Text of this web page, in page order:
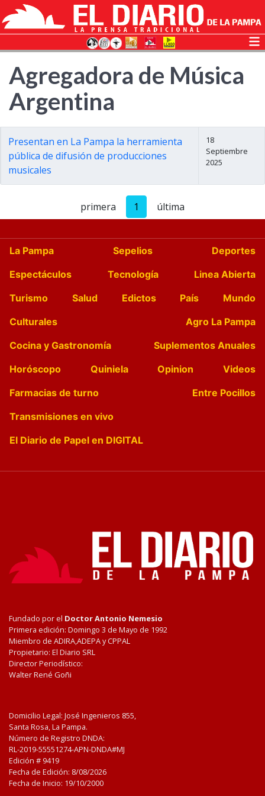
Agregadora de Música
Argentina
Presentan en La Pampa la herramienta
pública de difusión de producciones
musicales
18
Septiembre
2025
primera 1 última
La Pampa Sepelios
Deportes
Espectáculos
Tecnología
Linea Abierta
Turismo
Salud Edictos País
Mundo
Culturales
Agro La Pampa
Cocina y Gastronomía
Suplementos Anuales
Horóscopo
Quiniela Opinion
Videos
Farmacias de turno
Entre Pocillos
Transmisiones en vivo
El Diario de Papel en DIGITAL
Fundado por el Doctor Antonio Nemesio
Primera edición: Domingo 3 de Mayo de 1992
Miembro de ADIRA,ADEPA y CPPAL
Propietario: El Diario SRL
Director Periodístico:
Walter René Goñi
Domicilio Legal: José Ingenieros 855,
Santa Rosa, La Pampa.
Número de Registro DNDA:
RL-2019-55551274-APN-DNDA#MJ
Edición # 9419
Fecha de Edición: 8/08/2026
Fecha de Inicio: 19/10/2000